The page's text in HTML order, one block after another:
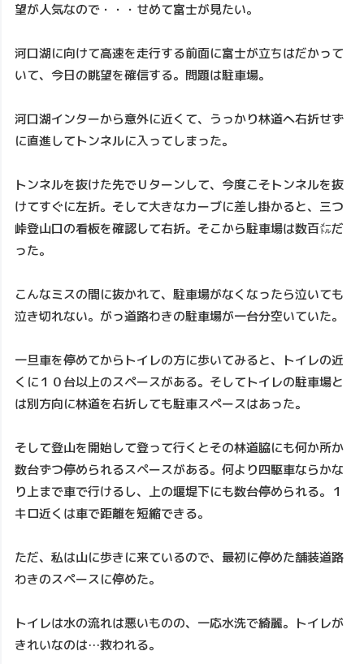
望が人気なので・・・せめて富士が見たい。
河口湖に向けて高速を走行する前面に富士が立ちはだかって
いて、今日の眺望を確信する。問題は駐車場。
河口湖インターから意外に近くて、うっかり林道へ右折せず
に直進してトンネルに入ってしまった。
トンネルを抜けた先でＵターンして、今度こそトンネルを抜
けてすぐに左折。そして大きなカーブに差し掛かると、三つ
峠登山口の看板を確認して右折。そこから駐車場は数百㍍だ
った。
こんなミスの間に抜かれて、駐車場がなくなったら泣いても
泣き切れない。がっ道路わきの駐車場が一台分空いていた。
一旦車を停めてからトイレの方に歩いてみると、トイレの近
くに１０台以上のスペースがある。そしてトイレの駐車場と
は別方向に林道を右折しても駐車スペースはあった。
そして登山を開始して登って行くとその林道脇にも何か所か
数台ずつ停められるスペースがある。何より四駆車ならかな
り上まで車で行けるし、上の堰堤下にも数台停められる。１
キロ近くは車で距離を短縮できる。
ただ、私は山に歩きに来ているので、最初に停めた舗装道路
わきのスペースに停めた。
トイレは水の流れは悪いものの、一応水洗で綺麗。トイレが
きれいなのは…救われる。